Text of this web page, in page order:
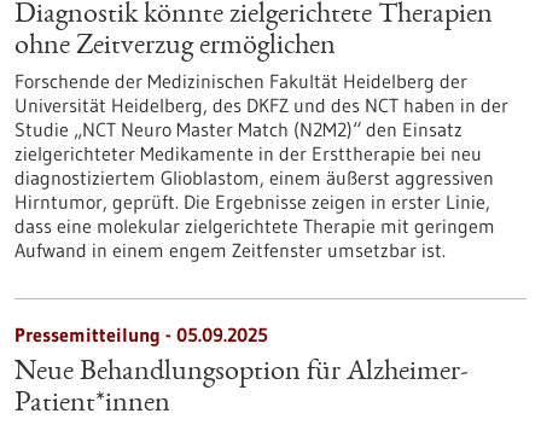
Diagnostik könnte zielgerichtete Therapien
ohne Zeitverzug ermöglichen
Forschende der Medizinischen Fakultät Heidelberg der
Universität Heidelberg, des DKFZ und des NCT haben in der
Studie „NCT Neuro Master Match (N2M2)“ den Einsatz
zielgerichteter Medikamente in der Ersttherapie bei neu
diagnostiziertem Glioblastom, einem äußerst aggressiven
Hirntumor, geprüft. Die Ergebnisse zeigen in erster Linie,
dass eine molekular zielgerichtete Therapie mit geringem
Aufwand in einem engem Zeitfenster umsetzbar ist.
Pressemitteilung - 05.09.2025
Neue Behandlungsoption für Alzheimer-
Patient*innen